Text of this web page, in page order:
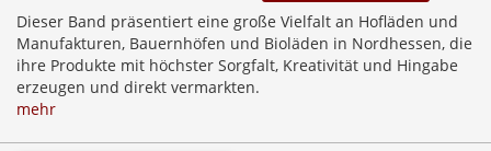
Dieser Band präsentiert eine große Vielfalt an Hofläden und
Manufakturen, Bauernhöfen und Bioläden in Nordhessen, die
ihre Produkte mit höchster Sorgfalt, Kreativität und Hingabe
erzeugen und direkt vermarkten.
mehr